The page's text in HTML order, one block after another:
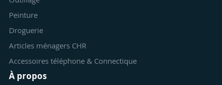
Peinture
Droguerie
Articles ménagers CHR
Accessoires téléphone & Connectique
À propos